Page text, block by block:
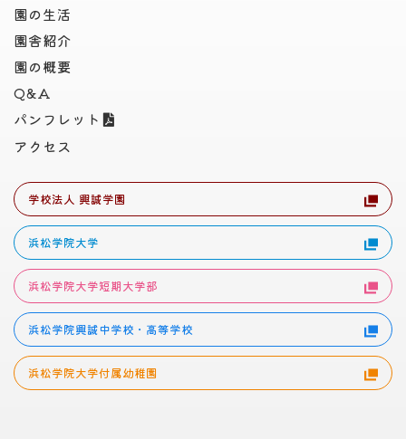
園の生活
園舎紹介
園の概要
Q&A
パンフレット
アクセス
学校法人 興誠学園
浜松学院大学
浜松学院大学短期大学部
浜松学院興誠中学校・高等学校
浜松学院大学付属幼稚園